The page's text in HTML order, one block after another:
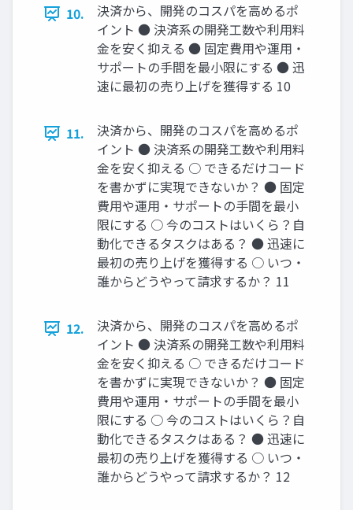
10.
決済から、開発のコスパを高めるポ
イント ● 決済系の開発工数や利用料
金を安く抑える ● 固定費用や運用・
サポートの手間を最小限にする ● 迅
速に最初の売り上げを獲得する 10
11.
決済から、開発のコスパを高めるポ
イント ● 決済系の開発工数や利用料
金を安く抑える ○ できるだけコード
を書かずに実現できないか？ ● 固定
費用や運用・サポートの手間を最小
限にする ○ 今のコストはいくら？自
動化できるタスクはある？ ● 迅速に
最初の売り上げを獲得する ○ いつ・
誰からどうやって請求するか？ 11
12.
決済から、開発のコスパを高めるポ
イント ● 決済系の開発工数や利用料
金を安く抑える ○ できるだけコード
を書かずに実現できないか？ ● 固定
費用や運用・サポートの手間を最小
限にする ○ 今のコストはいくら？自
動化できるタスクはある？ ● 迅速に
最初の売り上げを獲得する ○ いつ・
誰からどうやって請求するか？ 12